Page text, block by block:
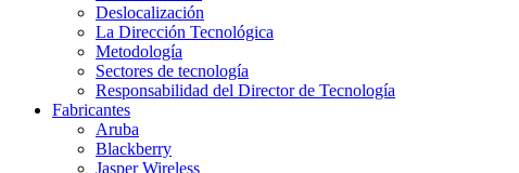
Deslocalización
La Dirección Tecnológica
Metodología
Sectores de tecnología
Responsabilidad del Director de Tecnología
Fabricantes
Aruba
Blackberry
Jasper Wireless